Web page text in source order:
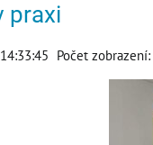
praxi
Počet